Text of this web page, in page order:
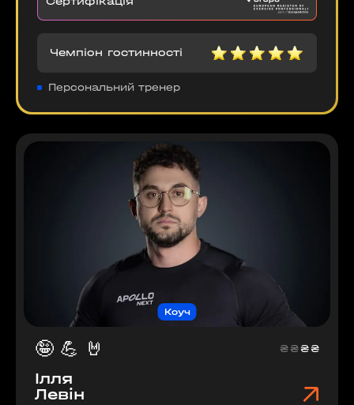
Чемпіон гостинності
Персональний тренер
Коуч
🤪 💪 🤘 ₴
₴
₴
₴
Ілля
Левін